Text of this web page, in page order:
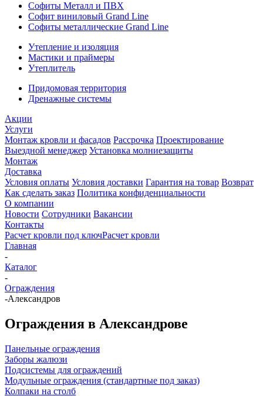
Софиты Металл и ПВХ
Софит виниловый Grand Line
Софиты металлические Grand Line
Утепление и изоляция
Мастики и праймеры
Утеплитель
Придомовая территория
Дренажные системы
Акции
Услуги
Монтаж кровли и фасадов Рассрочка Проектирование
Выездной менеджер Установка молниезащиты
Монтаж
Доставка
Условия оплаты Условия доставки Гарантия на товар Возврат
Как сделать заказ Политика конфиденциальности
О компании
Новости Сотрудники Вакансии
Контакты
Расчет кровли под ключРасчет кровли
Главная
-
Каталог
-
Ограждения
-Александров
Ограждения в Александрове
Панельные ограждения
Заборы жалюзи
Подсистемы для ограждений
Модульные ограждения (стандартные под заказ)
Колпаки на столб